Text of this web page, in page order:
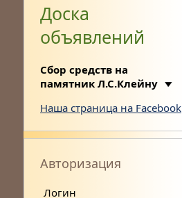
Доска
объявлений
Сбор средств на
памятник Л.С.Клейну
Наша страница на Facebook
Авторизация
Логин